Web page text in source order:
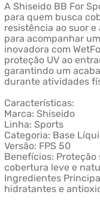
A Shiseido BB For
para quem busca
resistência ao suor
para acompanhar
inovadora com
proteção UV ao
garantindo um
durante atividades
Características:
Marca: Shiseido
Linha: Sports
Categoria: Base
Versão: FPS 50
Benefícios: Proteção
cobertura leve e
Ingredientes
hidratantes e